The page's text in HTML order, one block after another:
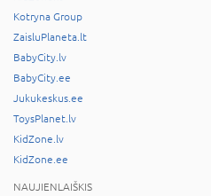
Kotryna Group
ZaisluPlaneta.lt
BabyCity.lv
BabyCity.ee
Jukukeskus.ee
ToysPlanet.lv
KidZone.lv
KidZone.ee
NAUJIENLAIŠKIS